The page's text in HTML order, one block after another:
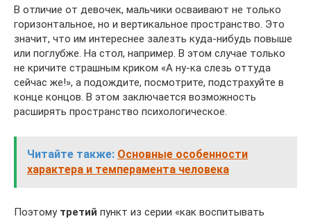
В отличие от девочек, мальчики осваивают не только
горизонтальное, но и вертикальное пространство. Это
значит, что им интереснее залезть куда-нибудь повыше
или поглубже. На стол, например. В этом случае только
не кричите страшным криком «А ну-ка слезь оттуда
сейчас же!», а подождите, посмотрите, подстрахуйте в
конце концов. В этом заключается возможность
расширять пространство психологическое.
Читайте также: Основные особенности
характера и темперамента человека
Поэтому третий пункт из серии «как воспитывать